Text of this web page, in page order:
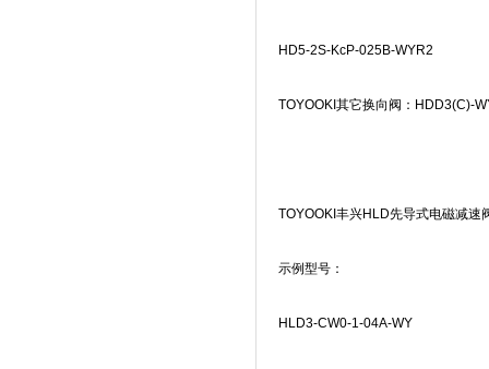
HD5-2S-KcP-025B-WYR2
TOYOOKI 其它换向阀： HDD3(C)-
TOYOOKI 丰兴HLD先导式电磁减速
示例型号：
HLD3-CW0-1-04A-WY